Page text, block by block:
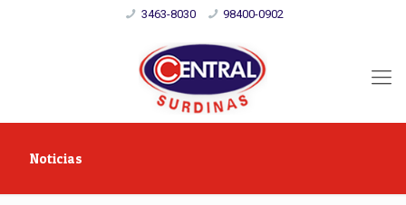
3463-8030 98400-0902
Noticias